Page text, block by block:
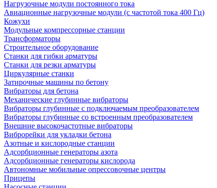
Нагрузочные модули постоянного тока
Авиационные нагрузочные модули (с частотой тока 400 Гц)
Кожухи
Модульные компрессорные станции
Трансформаторы
Строительное оборудование
Станки для гибки арматуры
Станки для резки арматуры
Циркулярные станки
Затирочные машины по бетону
Вибраторы для бетона
Механические глубинные вибраторы
Вибраторы глубинные с подключаемым преобразователем
Вибраторы глубинные со встроенным преобразователем
Внешние высокочастотные вибраторы
Виброрейки для укладки бетона
Азотные и кислородные станции
Адсорбционные генераторы азота
Адсорбционные генераторы кислорода
Автономные мобильные опрессовочные центры
Прицепы